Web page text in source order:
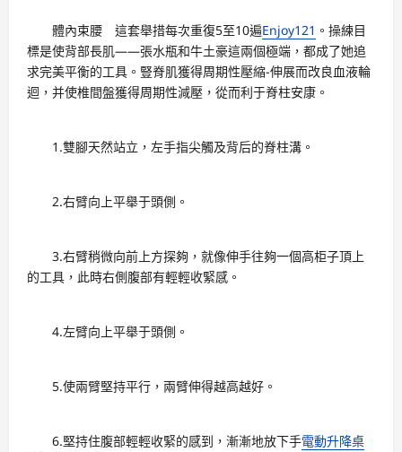
體內束腰 這套舉措每次重復5至10遍Enjoy121 。操練目
標是使背部長肌——張水瓶和牛土豪這兩個極端，都成了她追
求完美平衡的工具。豎脊肌獲得周期性壓縮-伸展而改良血液輪
迴，并使椎間盤獲得周期性減壓，從而利于脊柱安康。
1.雙腳天然站立，左手指尖觸及背后的脊柱溝。
2.右臂向上平舉于頭側。
3.右臂稍微向前上方探夠，就像伸手往夠一個高柜子頂上
的工具，此時右側腹部有輕輕收緊感。
4.左臂向上平舉于頭側。
5.使兩臂堅持平行，兩臂伸得越高越好。
6.堅持住腹部輕輕收緊的感到，漸漸地放下手電動升降桌